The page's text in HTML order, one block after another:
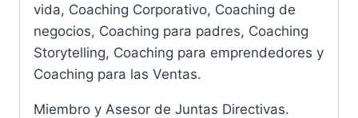
vida, Coaching Corporativo, Coaching de
negocios, Coaching para padres, Coaching
Storytelling, Coaching para emprendedores y
Coaching para las Ventas.
Miembro y Asesor de Juntas Directivas.